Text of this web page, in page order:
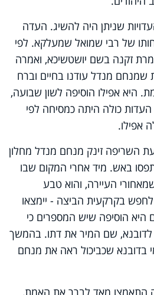
שניתן היה להשיג. העדה
של רבי שמואל שמעלקא. לפי
זקנה בשם יושטשיכא, ואמרה
מנדל עודנו בחיים וברח
היא אפילו הוסיפה לשון שבועה,
העדות כולה היתה כמסיחה לפי
אפילו.
השריפה זינק מנחם מנדל מחלון
נתפסו באש. מיד אחרי המקום שבו
העיירה, והוא טבע
לחפש בקרקעית הביצה - יימצאו
היא הוסיפה שיש המספרים כי
שם המיר את דתו. בהמשך
בדובנא שכביכול ראה את מנחם
התאמצו מאד לברר את האמת,